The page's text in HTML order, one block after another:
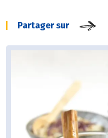
Partager sur